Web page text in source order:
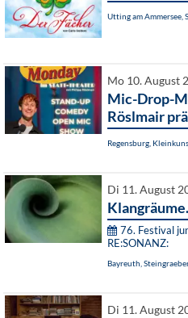
Utting am Ammersee,
Mo 10. August
Mic-Drop-
Röslmair
Regensburg,
Di 11. August
76. Festival
RE:SONANZ:
Bayreuth,
Di 11. August